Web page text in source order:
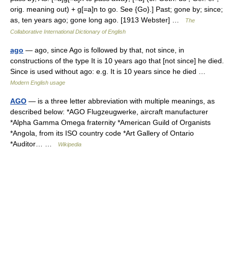
orig. meaning out) + g[=a]n to go. See {Go}.] Past; gone by; since;
as, ten years ago; gone long ago. [1913 Webster] …
The
Collaborative International Dictionary of English
ago — ago, since Ago is followed by that, not since, in
constructions of the type It is 10 years ago that [not since] he died.
Since is used without ago: e.g. It is 10 years since he died …
Modern English usage
AGO — is a three letter abbreviation with multiple meanings, as
described below: *AGO Flugzeugwerke, aircraft manufacturer
*Alpha Gamma Omega fraternity *American Guild of Organists
*Angola, from its ISO country code *Art Gallery of Ontario
*Auditor… …
Wikipedia